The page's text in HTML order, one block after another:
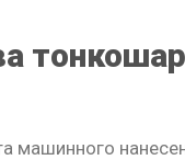
машинного